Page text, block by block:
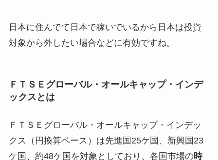
日本に住んでて日本で稼いでいるから日本は投資
対象から外したい場合などに有効ですね。
ＦＴＳＥグローバル・オールキャップ・インデ
ックスとは
ＦＴＳＥグローバル・オールキャップ・インデッ
クス（円換算ベース）は先進国25ケ国、新興国23
ケ国、約48ケ国を対象としており、各国市場の時